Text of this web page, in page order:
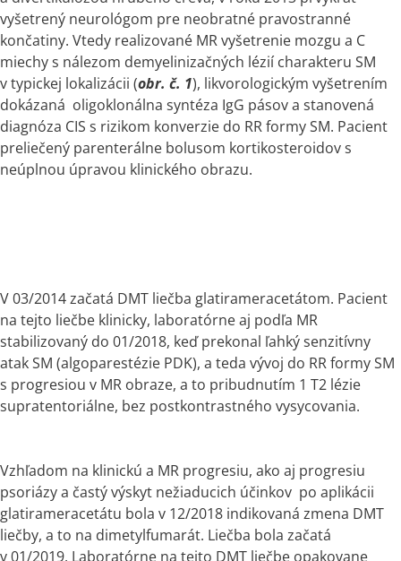
vyšetrený neurológom pre neobratné pravostranné
končatiny. Vtedy realizované MR vyšetrenie mozgu a C
miechy s nálezom demyelinizačných lézií charakteru SM
v typickej lokalizácii (obr. č. 1), likvorologickým vyšetrením
dokázaná  oligoklonálna syntéza IgG pásov a stanovená
diagnóza CIS s rizikom konverzie do RR formy SM. Pacient
preliečený parenterálne bolusom kortikosteroidov s
neúplnou úpravou klinického obrazu.
V 03/2014 začatá DMT liečba glatirameracetátom. Pacient
na tejto liečbe klinicky, laboratórne aj podľa MR
stabilizovaný do 01/2018, keď prekonal ľahký senzitívny
atak SM (algoparestézie PDK), a teda vývoj do RR formy SM
s progresiou v MR obraze, a to pribudnutím 1 T2 lézie
supratentoriálne, bez postkontrastného vysycovania.
Vzhľadom na klinickú a MR progresiu, ako aj progresiu
psoriázy a častý výskyt nežiaducich účinkov  po aplikácii
glatirameracetátu bola v 12/2018 indikovaná zmena DMT
liečby, a to na dimetylfumarát. Liečba bola začatá
v 01/2019. Laboratórne na tejto DMT liečbe opakovane